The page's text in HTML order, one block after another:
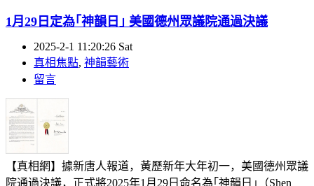
1月29日定為｢神韻日｣ 美國德州眾議院通過決議
2025-2-1 11:20:26 Sat
真相焦點, 神韻藝術
留言
【真相網】據新唐人報道，黃歷新年大年初一，美國德州眾議
院通過決議，正式將2025年1月29日命名為｢神韻日｣（Shen